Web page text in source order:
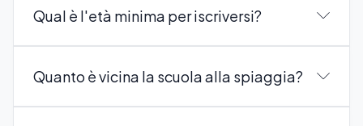
Qual è l'età minima per iscriversi?
Quanto è vicina la scuola alla spiaggia?